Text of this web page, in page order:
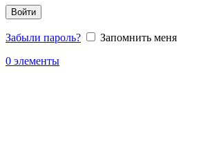
Войти
Забыли пароль?
Запомнить меня
0 элементы